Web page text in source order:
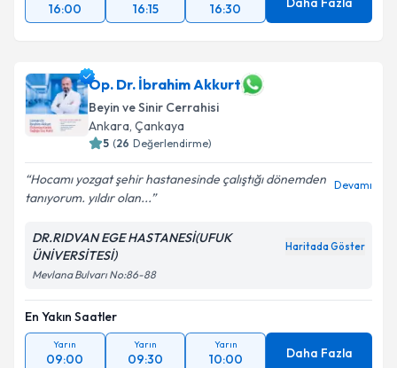
16:00 16:15 16:30
Op. Dr. İbrahim Akkurt
Beyin ve Sinir Cerrahisi
Ankara, Çankaya
5 (26 Değerlendirme)
Hocamı yozgat şehir hastanesinde çalıştığı dönemden
tanıyorum. yıldır olan...
Devamı
DR.RIDVAN EGE HASTANESİ(UFUK
ÜNİVERSİTESİ)
Haritada Göster
Mevlana Bulvarı No:86-88
En Yakın Saatler
Yarın
09:00
Yarın
09:30
Yarın
10:00 Daha Fazla